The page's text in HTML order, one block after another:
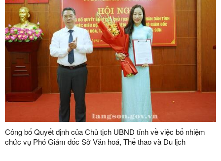
Công bố Quyết định của Chủ tịch UBND tỉnh về việc bổ nhiệm
chức vụ Phó Giám đốc Sở Văn hoá, Thể thao và Du lịch